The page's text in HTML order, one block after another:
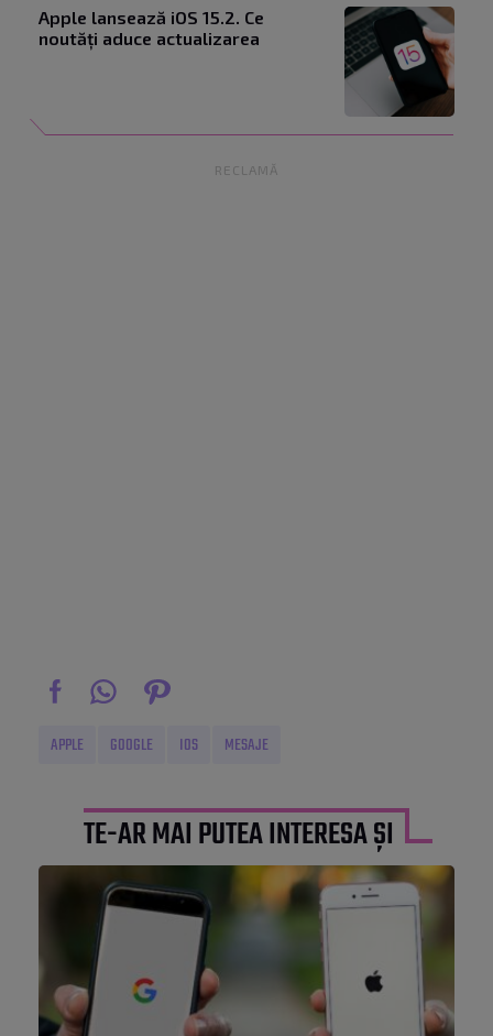
Apple lansează iOS 15.2. Ce
noutăți aduce actualizarea
RECLAMĂ
APPLE GOOGLE IOS MESAJE
TE-AR MAI PUTEA INTERESA ȘI